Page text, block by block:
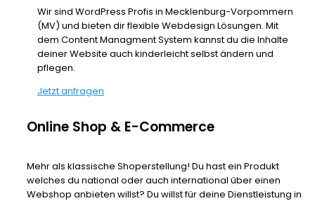
Wir sind WordPress Profis in Mecklenburg-Vorpommern
(MV) und bieten dir flexible Webdesign Lösungen. Mit
dem Content Managment System kannst du die Inhalte
deiner Website auch kinderleicht selbst ändern und
pflegen.
Jetzt anfragen
Online Shop & E-Commerce
Mehr als klassische Shoperstellung! Du hast ein Produkt
welches du national oder auch international über einen
Webshop anbieten willst? Du willst für deine Dienstleistung in